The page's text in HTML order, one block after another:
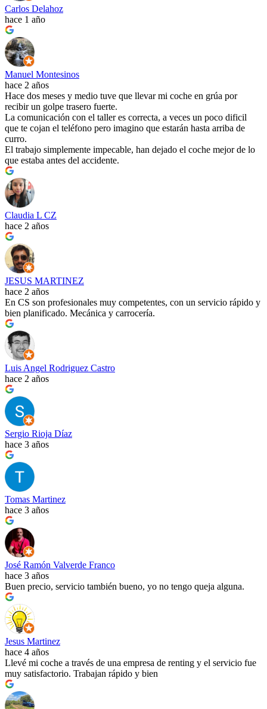
Carlos Delahoz
hace 1 año
Manuel Montesinos
hace 2 años
Hace dos meses y medio tuve que llevar mi coche en grúa por
recibir un golpe trasero fuerte.
La comunicación con el taller es correcta, a veces un poco dificil
que te cojan el teléfono pero imagino que estarán hasta arriba de
curro.
El trabajo simplemente impecable, han dejado el coche mejor de lo
que estaba antes del accidente.
Claudia L CZ
hace 2 años
JESUS MARTINEZ
hace 2 años
En CS son profesionales muy competentes, con un servicio rápido y
bien planificado. Mecánica y carrocería.
Luis Angel Rodriguez Castro
hace 2 años
Sergio Rioja Díaz
hace 3 años
Tomas Martinez
hace 3 años
José Ramón Valverde Franco
hace 3 años
Buen precio, servicio también bueno, yo no tengo queja alguna.
Jesus Martinez
hace 4 años
Llevé mi coche a través de una empresa de renting y el servicio fue
muy satisfactorio. Trabajan rápido y bien